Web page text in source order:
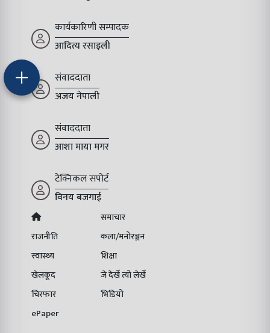
कार्यकारिणी सम्पादक
आदित्य रसाइली
संवाददाता
अजय नेपाली
संवाददाता
आशा माया मगर
टेक्निकल सपोर्ट
विनय बजगाई
समाचार
राजनीति
कला/मनोरञ्जन
स्वास्थ्य
शिक्षा
खेलकूद
जे देखेँ त्यो लेखेँ
चिरफार
भिडियो
ePaper